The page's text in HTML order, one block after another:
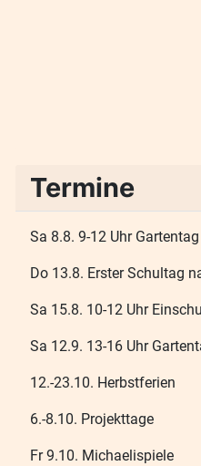
Termine
Sa 8.8. 9-12 Uhr Gartentag
Do 13.8. Erster Schultag
Sa 15.8. 10-12 Uhr
Sa 12.9. 13-16 Uhr
12.-23.10. Herbstferien
6.-8.10. Projekttage
Fr 9.10. Michaelispiele